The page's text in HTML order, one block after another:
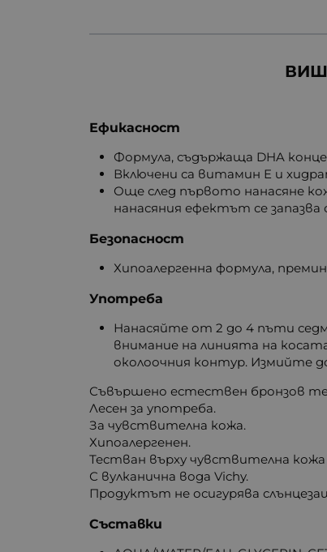
Ефикасност
Формула, съдържаща DHA
Включени са витамин E и
Още след първото нанасяне
нанасяния ефектът се запазва
Безопасност
Хипоалергенна формула,
Употреба
Нанасяйте от 2 до 4 пъти
внимание на линията на
околоочния контур. Измийте
Съвършено естествен бронзов
Лесен за употреба.
За чувствителна кожа.
Хипоалергенен.
Тестван върху чувствителна
С вулканична вода Vichy.
Продуктът не осигурява
Съставки